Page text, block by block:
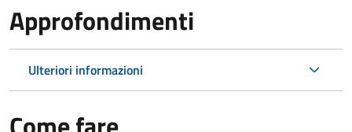
Approfondimenti
Ulteriori informazioni